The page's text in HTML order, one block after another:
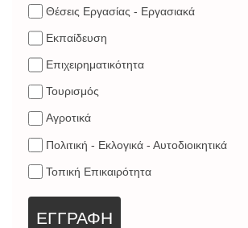
Θέσεις Εργασίας - Εργασιακά
Εκπαίδευση
Επιχειρηματικότητα
Τουρισμός
Αγροτικά
Πολιτική - Εκλογικά - Αυτοδιοικητικά
Τοπική Επικαιρότητα
ΕΓΓΡΑΦΗ